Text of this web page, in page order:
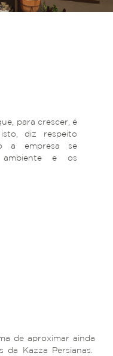
para crescer, é
diz respeito
a empresa se
e os
de aproximar ainda
da Kazza Persianas.